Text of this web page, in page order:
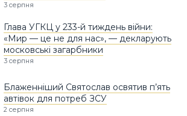
3 серпня
Глава УГКЦ у 233-й тиждень війни:
«Мир — це не для нас», — декларують
московські загарбники
3 серпня
Блаженніший Святослав освятив п’ять
автівок для потреб ЗСУ
2 серпня